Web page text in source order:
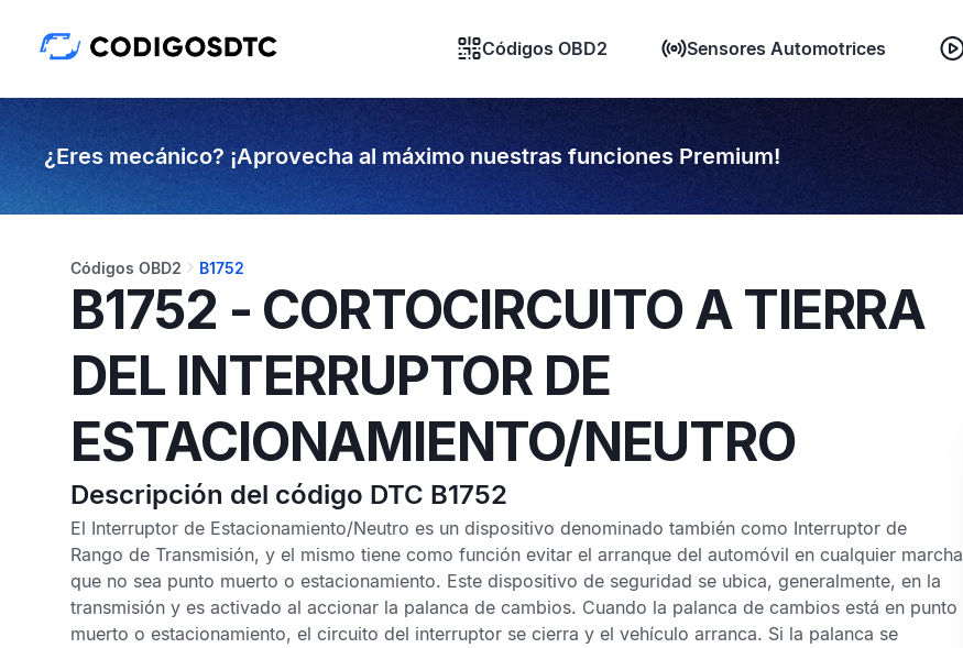
Códigos OBD2 Sensores Automotrices
¿Eres mecánico? ¡Aprovecha al máximo nuestras funciones Premium!
Códigos OBD2 B1752
B1752 - CORTOCIRCUITO A TIERRA
DEL INTERRUPTOR DE
ESTACIONAMIENTO/NEUTRO
Descripción del código DTC B1752
El Interruptor de Estacionamiento/Neutro es un dispositivo denominado también como Interruptor de
Rango de Transmisión, y el mismo tiene como función evitar el arranque del automóvil en cualquier marcha
que no sea punto muerto o estacionamiento. Este dispositivo de seguridad se ubica, generalmente, en la
transmisión y es activado al accionar la palanca de cambios. Cuando la palanca de cambios está en punto
muerto o estacionamiento, el circuito del interruptor se cierra y el vehículo arranca. Si la palanca se